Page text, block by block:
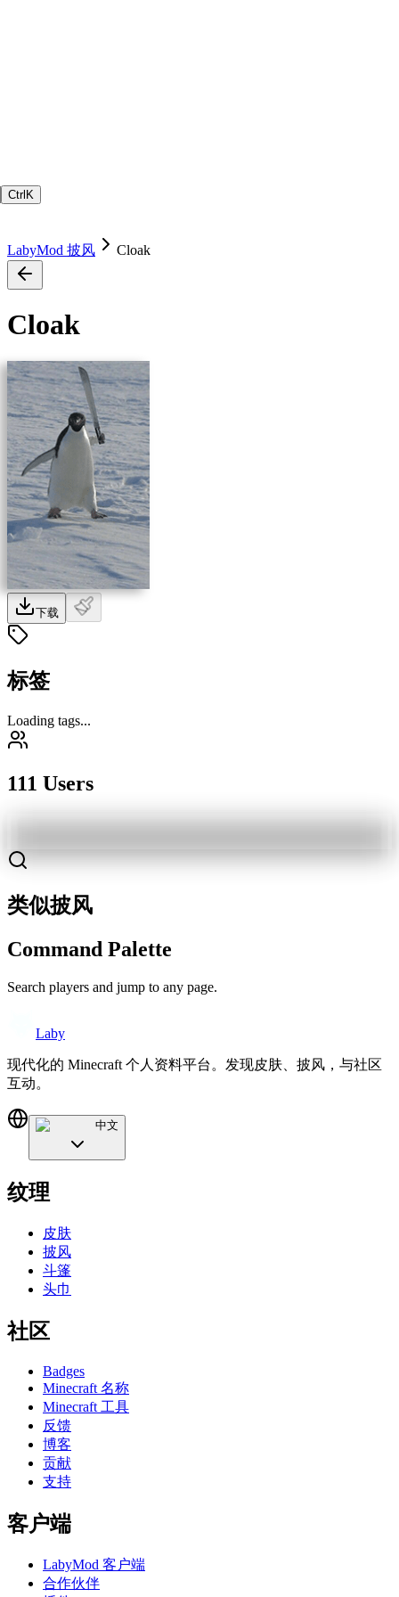
Ctrl K
LabyMod 披风 Cloak
Cloak
下载
标签
Loading tags...
111 Users
类似披风
Command Palette
Search players and jump to any page.
Laby
现代化的 Minecraft 个人资料平台。发现皮肤、披风，与社区
互动。
中文
纹理
皮肤
披风
斗篷
头巾
社区
Badges
Minecraft 名称
Minecraft 工具
反馈
博客
贡献
支持
客户端
LabyMod 客户端
合作伙伴